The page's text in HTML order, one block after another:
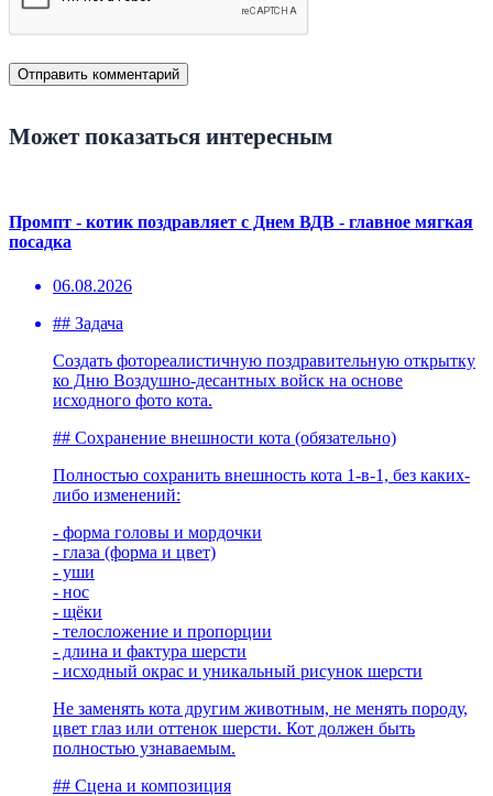
Может показаться интересным
Промпт - котик поздравляет с Днем ВДВ - главное мягкая
посадка
06.08.2026
## Задача
Создать фотореалистичную поздравительную открытку
ко Дню Воздушно-десантных войск на основе
исходного фото кота.
## Сохранение внешности кота (обязательно)
Полностью сохранить внешность кота 1-в-1, без каких-
либо изменений:
- форма головы и мордочки
- глаза (форма и цвет)
- уши
- нос
- щёки
- телосложение и пропорции
- длина и фактура шерсти
- исходный окрас и уникальный рисунок шерсти
Не заменять кота другим животным, не менять породу,
цвет глаз или оттенок шерсти. Кот должен быть
полностью узнаваемым.
## Сцена и композиция